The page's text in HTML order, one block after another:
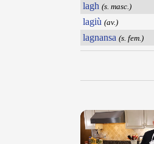
lagh (s. masc.)
lagiù (av.)
lagnansa (s. fem.)